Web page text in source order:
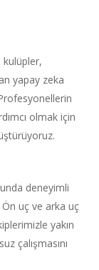
yapay zeka
olmak için
deneyimli
uç ve arka uç
yakın
çalışmasını